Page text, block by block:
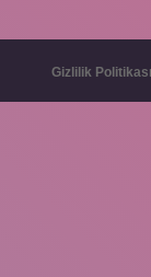
Gizlilik Politikası